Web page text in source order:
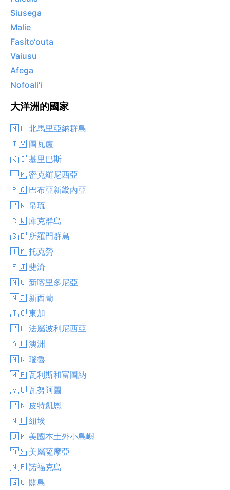
Siusega
Malie
Fasito‘outa
Vaiusu
Afega
Nofoali‘i
大洋洲的國家
🇲🇵 北馬里亞納群島
🇹🇻 圖瓦盧
🇰🇮 基里巴斯
🇫🇲 密克羅尼西亞
🇵🇬 巴布亞新畿內亞
🇵🇼 帛琉
🇨🇰 庫克群島
🇸🇧 所羅門群島
🇹🇰 托克勞
🇫🇯 斐濟
🇳🇨 新喀里多尼亞
🇳🇿 新西蘭
🇹🇴 東加
🇵🇫 法屬波利尼西亞
🇦🇺 澳洲
🇳🇷 瑙魯
🇼🇫 瓦利斯和富圖納
🇻🇺 瓦努阿圖
🇵🇳 皮特凱恩
🇳🇺 紐埃
🇺🇲 美國本土外小島嶼
🇦🇸 美屬薩摩亞
🇳🇫 諾福克島
🇬🇺 關島